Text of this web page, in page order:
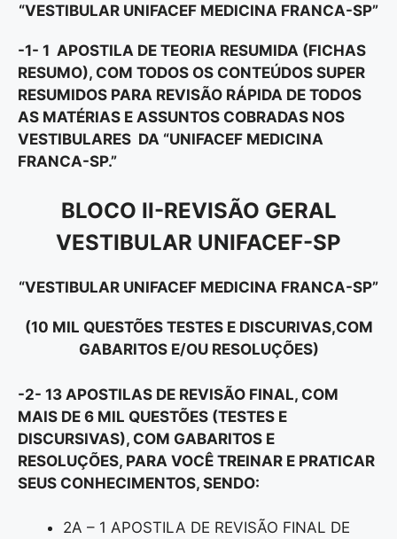
“VESTIBULAR UNIFACEF MEDICINA FRANCA-SP”
-1- 1 APOSTILA DE TEORIA RESUMIDA (FICHAS
RESUMO), COM TODOS OS CONTEÚDOS SUPER
RESUMIDOS PARA REVISÃO RÁPIDA DE TODOS
AS MATÉRIAS E ASSUNTOS COBRADAS NOS
VESTIBULARES DA “UNIFACEF MEDICINA
FRANCA-SP.”
BLOCO II-REVISÃO GERAL
VESTIBULAR UNIFACEF-SP
“VESTIBULAR UNIFACEF MEDICINA FRANCA-SP”
(10 MIL QUESTÕES TESTES E DISCURIVAS,COM
GABARITOS E/OU RESOLUÇÕES)
-2- 13 APOSTILAS DE REVISÃO FINAL, COM
MAIS DE 6 MIL QUESTÕES (TESTES E
DISCURSIVAS), COM GABARITOS E
RESOLUÇÕES, PARA VOCÊ TREINAR E PRATICAR
SEUS CONHECIMENTOS, SENDO:
2A – 1 APOSTILA DE REVISÃO FINAL DE